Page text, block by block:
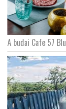
A budai Cafe 57